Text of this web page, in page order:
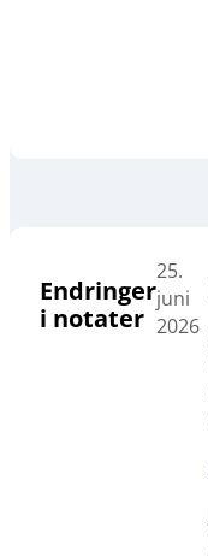
Endringer
i notater
25.
juni
2026